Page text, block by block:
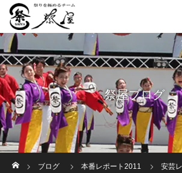
祭屋ブログ
ブログ
本番レポート2011 安芸